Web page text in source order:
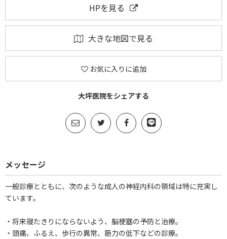
HPを見る
大きな地図で見る
お気に入りに追加
大坪医院をシェアする
メッセージ
一般診療とともに、次のような成人の神経内科の領域は特に充実し
ています。
・将来寝たきりにならないよう、脳梗塞の予防と治療。
・頭痛、ふるえ、歩行の異常、筋力の低下などの診療。